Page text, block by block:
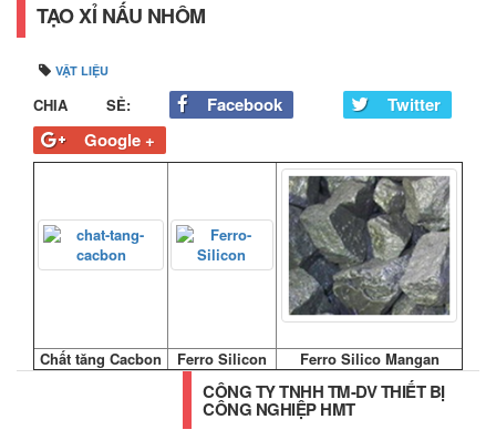
TẠO XỈ NẤU NHÔM
VẬT LIỆU
CHIA SẺ: Facebook
Twitter
Google +
Chất tăng Cacbon Ferro Silicon Ferro Silico Mangan
CÔNG TY TNHH TM-DV THIẾT BỊ
CÔNG NGHIỆP HMT